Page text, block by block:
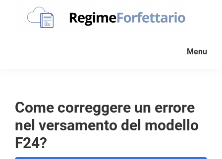
partita
Iva
forfettaria
Menu
Come correggere un errore
nel versamento del modello
F24?